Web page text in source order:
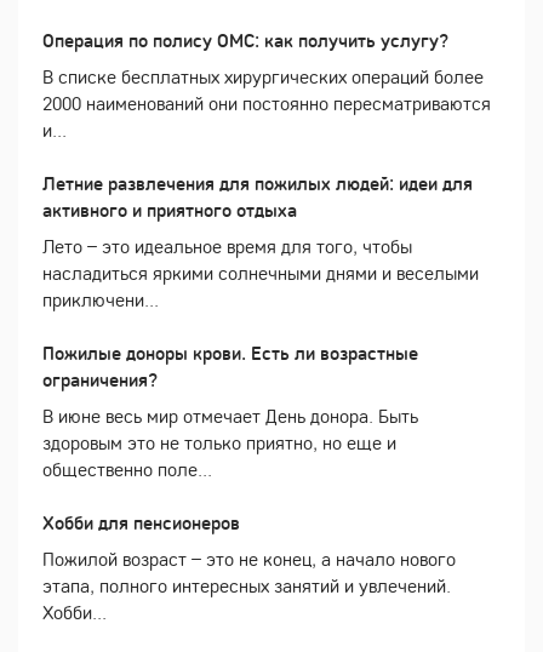
Операция по полису ОМС: как получить услугу?
В списке бесплатных хирургических операций более
2000 наименований они постоянно пересматриваются
и...
Летние развлечения для пожилых людей: идеи для
активного и приятного отдыха
Лето – это идеальное время для того, чтобы
насладиться яркими солнечными днями и веселыми
приключени...
Пожилые доноры крови. Есть ли возрастные
ограничения?
В июне весь мир отмечает День донора. Быть
здоровым это не только приятно, но еще и
общественно поле...
Хобби для пенсионеров
Пожилой возраст – это не конец, а начало нового
этапа, полного интересных занятий и увлечений.
Хобби...